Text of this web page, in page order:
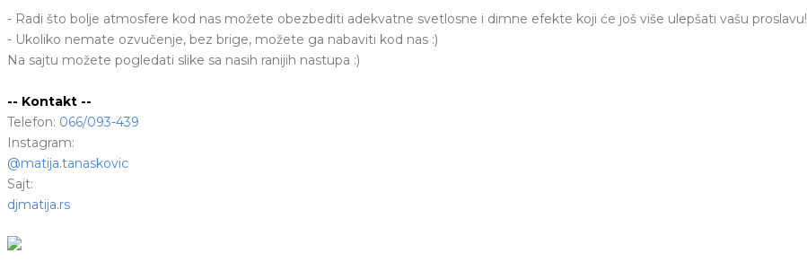
- Radi što bolje atmosfere kod nas možete obezbediti adekvatne svetlosne i dimne efekte koji će još više ulepšati vašu proslavu!
- Ukoliko nemate ozvučenje, bez brige, možete ga nabaviti kod nas :)
Na sajtu možete pogledati slike sa nasih ranijih nastupa :)
-- Kontakt --
Telefon: 066/093-439
Instagram:
@matija.tanaskovic
Sajt:
djmatija.rs